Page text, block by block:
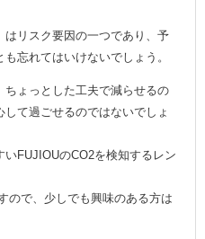
リスク要因の一つであり、予
忘れてはいけないでしょう。
ょっとした工夫で減らせるの
て過ごせるのではないでしょ
いFUJIOUのCO2を検知するレン
ので、少しでも興味のある方は